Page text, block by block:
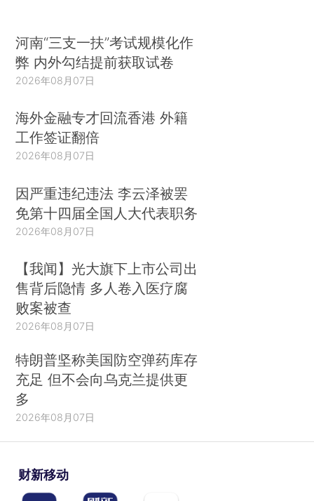
河南“三支一扶”考试规模化作
弊 内外勾结提前获取试卷
2026年08月07日
海外金融专才回流香港 外籍
工作签证翻倍
2026年08月07日
因严重违纪违法 李云泽被罢
免第十四届全国人大代表职务
2026年08月07日
【我闻】光大旗下上市公司出
售背后隐情 多人卷入医疗腐
败案被查
2026年08月07日
特朗普坚称美国防空弹药库存
充足 但不会向乌克兰提供更
多
2026年08月07日
财新移动